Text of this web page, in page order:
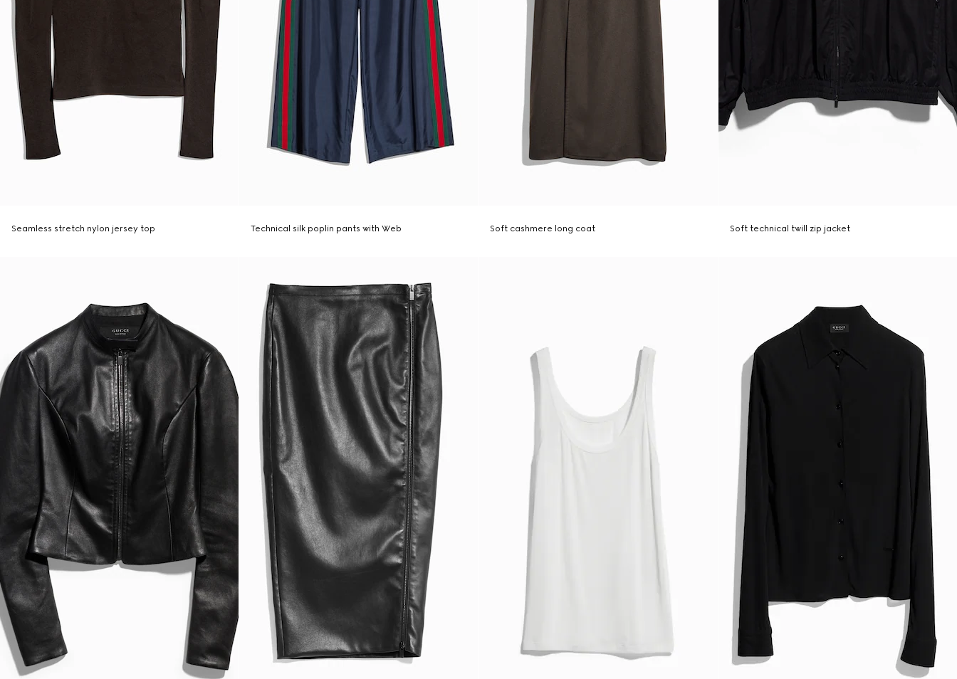
Seamless stretch nylon jersey top Technical silk poplin pants with Web Soft cashmere long coat Soft technical twill zip jacket